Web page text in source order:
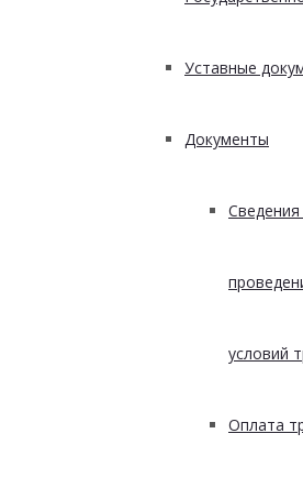
Уставные
Документы
условий
Оплата